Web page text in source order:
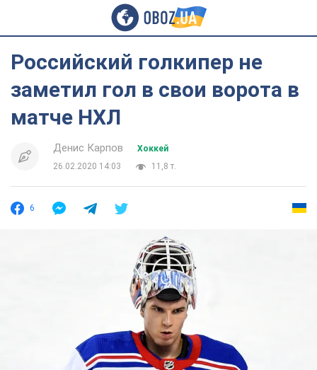
Российский голкипер не
заметил гол в свои ворота в
матче НХЛ
Денис Карпов
Хоккей
26.02.2020 14:03
11,8 т.
6